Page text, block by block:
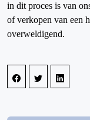
in dit proces is van
of verkopen van een
overweldigend.